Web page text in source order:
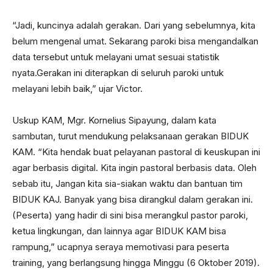
“Jadi, kuncinya adalah gerakan. Dari yang sebelumnya, kita
belum mengenal umat. Sekarang paroki bisa mengandalkan
data tersebut untuk melayani umat sesuai statistik
nyata.Gerakan ini diterapkan di seluruh paroki untuk
melayani lebih baik,” ujar Victor.
Uskup KAM, Mgr. Kornelius Sipayung, dalam kata
sambutan, turut mendukung pelaksanaan gerakan BIDUK
KAM. “Kita hendak buat pelayanan pastoral di keuskupan ini
agar berbasis digital. Kita ingin pastoral berbasis data. Oleh
sebab itu, Jangan kita sia-siakan waktu dan bantuan tim
BIDUK KAJ. Banyak yang bisa dirangkul dalam gerakan ini.
(Peserta) yang hadir di sini bisa merangkul pastor paroki,
ketua lingkungan, dan lainnya agar BIDUK KAM bisa
rampung,” ucapnya seraya memotivasi para peserta
training, yang berlangsung hingga Minggu (6 Oktober 2019).